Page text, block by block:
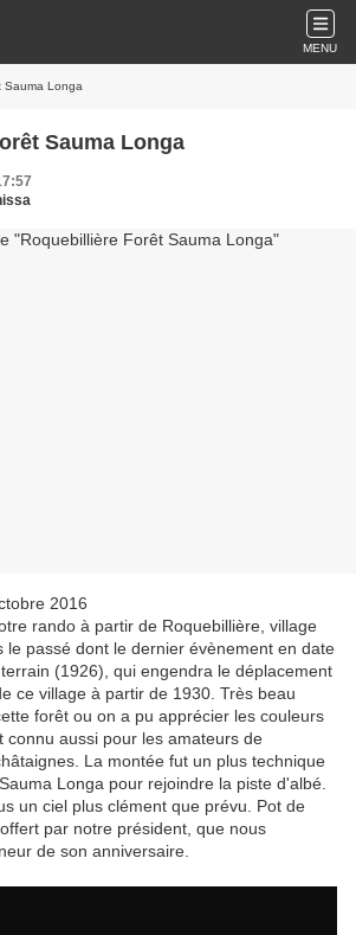
MENU
Sauma Longa
Sauma Longa
2016
rando à partir de Roquebillière, village
le passé dont le dernier évènement en date
(1926), qui engendra le déplacement
ce village à partir de 1930. Très beau
forêt ou on a pu apprécier les couleurs
connu aussi pour les amateurs de
La montée fut un plus technique
Longa pour rejoindre la piste d'albé.
un ciel plus clément que prévu. Pot de
par notre président, que nous
de son anniversaire.